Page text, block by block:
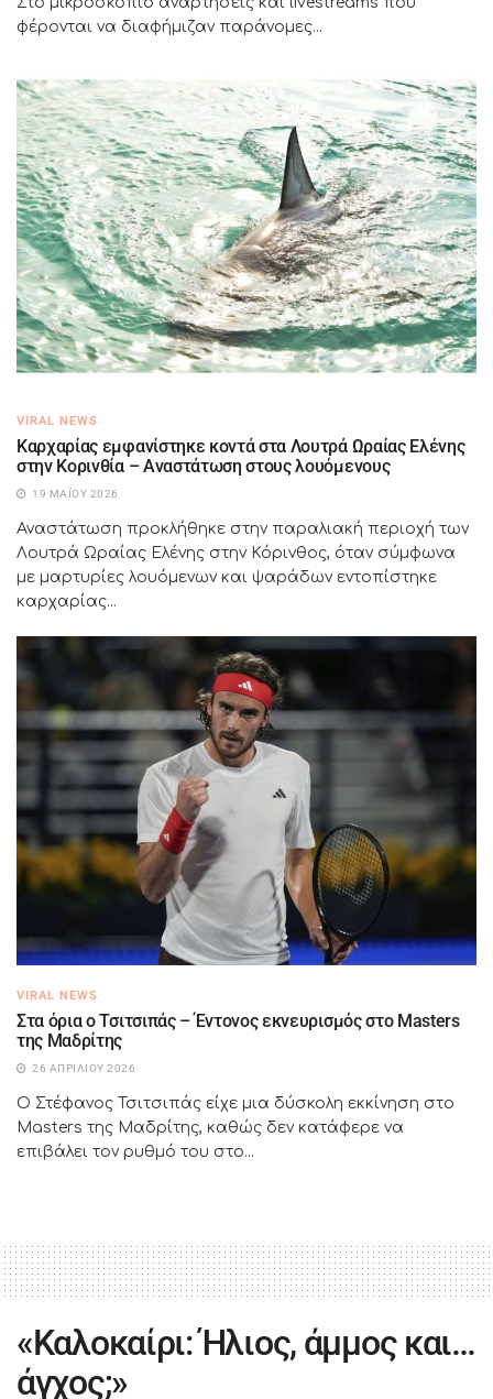
φέρονται να διαφήμιζαν παράνομες...
VIRAL NEWS
Καρχαρίας εμφανίστηκε κοντά στα Λουτρά Ωραίας Ελένης
στην Κορινθία – Αναστάτωση στους λουόμενους
19 ΜΑΪ́ΟΥ 2026
Αναστάτωση προκλήθηκε στην παραλιακή περιοχή των
Λουτρά Ωραίας Ελένης στην Κόρινθος, όταν σύμφωνα
με μαρτυρίες λουόμενων και ψαράδων εντοπίστηκε
καρχαρίας...
VIRAL NEWS
Στα όρια ο Τσιτσιπάς – Έντονος εκνευρισμός στο Masters
της Μαδρίτης
26 ΑΠΡΙΛΊΟΥ 2026
Ο Στέφανος Τσιτσιπάς είχε μια δύσκολη εκκίνηση στο
Masters της Μαδρίτης, καθώς δεν κατάφερε να
επιβάλει τον ρυθμό του στο...
«Καλοκαίρι: Ήλιος, άμμος και…
άγχος;»